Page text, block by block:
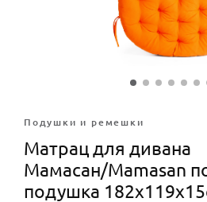
Подушки и ремешки
Матрац для дивана
Мамасан/Mamasan
подушка